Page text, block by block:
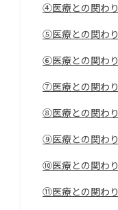
④医療との関わり
⑤医療との関わり
⑥医療との関わり
⑦医療との関わり
⑧医療との関わり
⑨医療との関わり
⑩医療との関わり
⑪医療との関わり